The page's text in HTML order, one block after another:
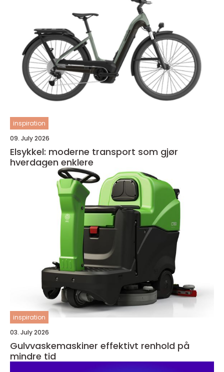
inspiration
09. July 2026
Elsykkel: moderne transport som gjør
hverdagen enklere
inspiration
03. July 2026
Gulvvaskemaskiner effektivt renhold på
mindre tid